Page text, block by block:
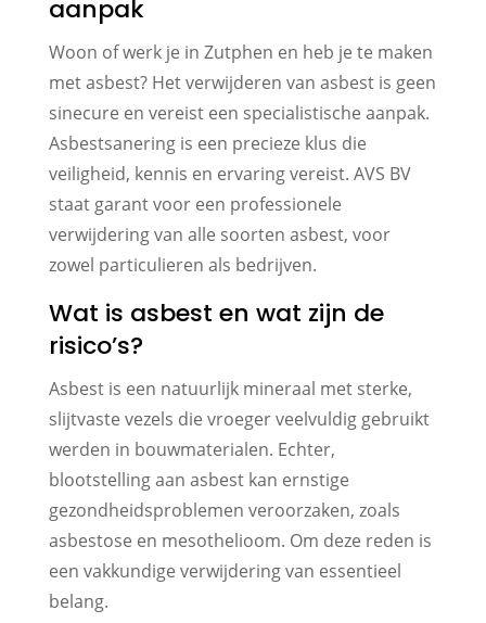
aanpak
Woon of werk je in Zutphen en heb je te maken
met asbest? Het verwijderen van asbest is geen
sinecure en vereist een specialistische aanpak.
Asbestsanering is een precieze klus die
veiligheid, kennis en ervaring vereist. AVS BV
staat garant voor een professionele
verwijdering van alle soorten asbest, voor
zowel particulieren als bedrijven.
Wat is asbest en wat zijn de
risico’s?
Asbest is een natuurlijk mineraal met sterke,
slijtvaste vezels die vroeger veelvuldig gebruikt
werden in bouwmaterialen. Echter,
blootstelling aan asbest kan ernstige
gezondheidsproblemen veroorzaken, zoals
asbestose en mesothelioom. Om deze reden is
een vakkundige verwijdering van essentieel
belang.